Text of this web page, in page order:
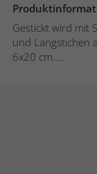
Gestickt wird mit
und Langstichen
6x20 cm....